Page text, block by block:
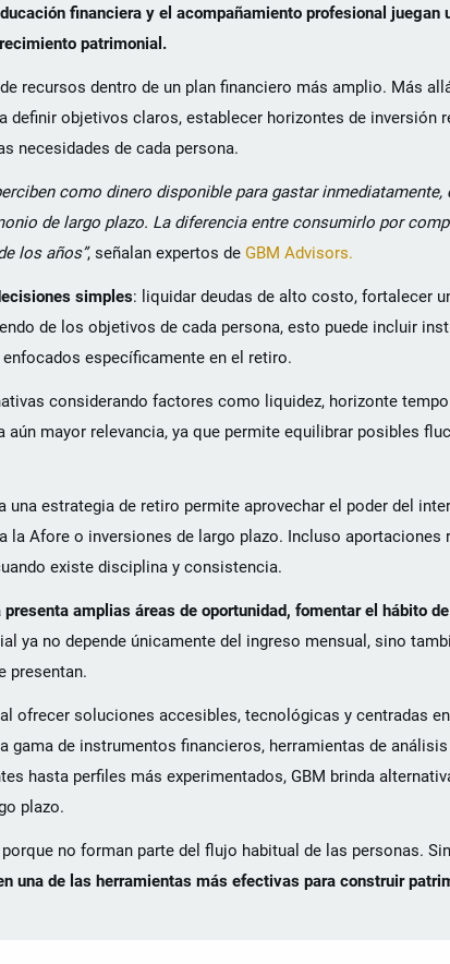
financiera y el acompañamiento profesional juegan
patrimonial.
recursos dentro de un plan financiero más amplio. Más
definir objetivos claros, establecer horizontes de inversión
necesidades de cada persona.
como dinero disponible para gastar inmediatamente,
de largo plazo. La diferencia entre consumirlo por
los años”, señalan expertos de GBM Advisors.
simples: liquidar deudas de alto costo, fortalecer
de los objetivos de cada persona, esto puede incluir
específicamente en el retiro.
considerando factores como liquidez, horizonte
aún mayor relevancia, ya que permite equilibrar posibles
estrategia de retiro permite aprovechar el poder del
la Afore o inversiones de largo plazo. Incluso aportaciones
existe disciplina y consistencia.
amplias áreas de oportunidad, fomentar el hábito
ya no depende únicamente del ingreso mensual, sino
presentan.
ofrecer soluciones accesibles, tecnológicas y centradas
gama de instrumentos financieros, herramientas de
hasta perfiles más experimentados, GBM brinda
plazo.
no forman parte del flujo habitual de las personas.
una de las herramientas más efectivas para construir